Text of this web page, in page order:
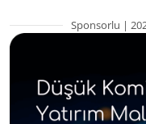
Sponsorlu |